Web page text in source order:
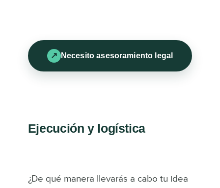
Necesito asesoramiento legal
Ejecución y logística
¿De qué manera llevarás a cabo tu idea